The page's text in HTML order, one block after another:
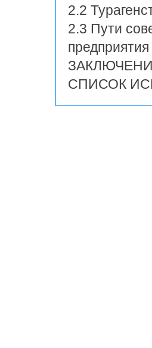
2.2
2.3 Пути
СПИСОК